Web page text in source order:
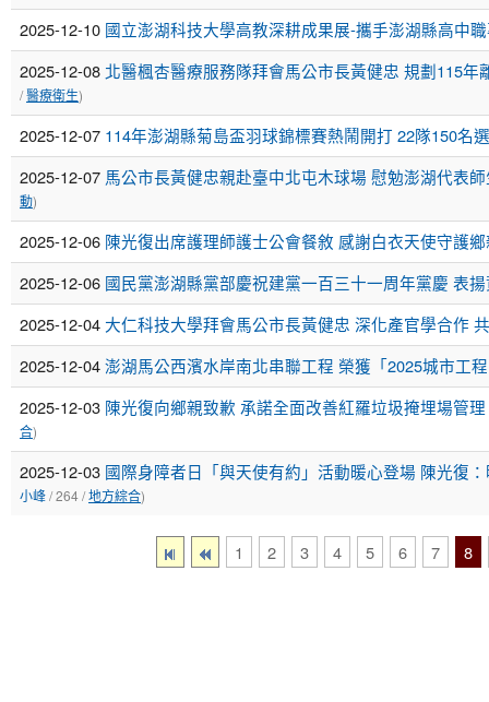
2025-12-10 國立澎湖科技大學高教深耕成果展-攜手澎湖縣高中
2025-12-08 北醫楓杏醫療服務隊拜會馬公市長黃健忠 規劃115
/醫療衛生)
2025-12-07 114年澎湖縣菊島盃羽球錦標賽熱鬧開打 22隊150名
2025-12-07 馬公市長黃健忠親赴臺中北屯木球場 慰勉澎湖代表
動)
2025-12-06 陳光復出席護理師護士公會餐敘 感謝白衣天使守護
2025-12-06 國民黨澎湖縣黨部慶祝建黨一百三十一周年黨慶 表
2025-12-04 大仁科技大學拜會馬公市長黃健忠 深化產官學合作
2025-12-04澎湖馬公西濱水岸南北串聯工程 榮獲「2025城市工
2025-12-03 陳光復向鄉親致歉 承諾全面改善紅羅垃圾掩埋場管
合)
2025-12-03 國際身障者日「與天使有約」活動暖心登場 陳光復
小峰/ 264 /地方綜合)
1 2 3 4 5 6 7 8